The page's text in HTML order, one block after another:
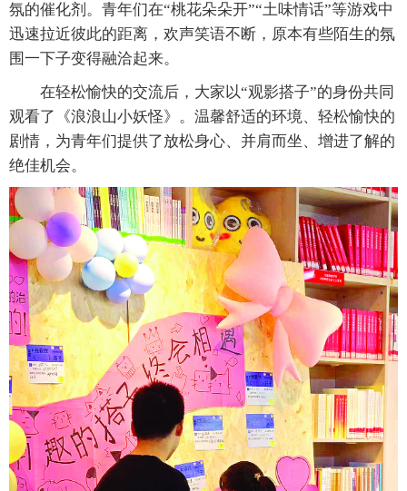
氛的催化剂。青年们在“桃花朵朵开”“土味情话”等游戏中
迅速拉近彼此的距离，欢声笑语不断，原本有些陌生的氛
围一下子变得融洽起来。
在轻松愉快的交流后，大家以“观影搭子”的身份共同
观看了《浪浪山小妖怪》。温馨舒适的环境、轻松愉快的
剧情，为青年们提供了放松身心、并肩而坐、增进了解的
绝佳机会。